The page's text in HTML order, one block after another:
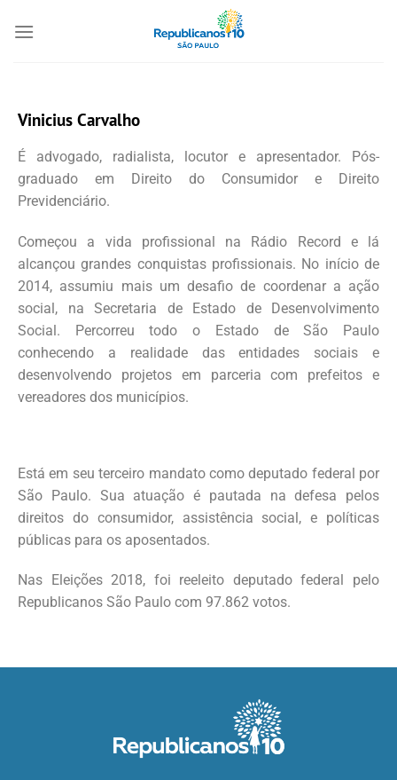
Vinicius Carvalho
É advogado, radialista, locutor e apresentador. Pós-
graduado em Direito do Consumidor e Direito
Previdenciário.
Começou a vida profissional na Rádio Record e lá
alcançou grandes conquistas profissionais. No início de
2014, assumiu mais um desafio de coordenar a ação
social, na Secretaria de Estado de Desenvolvimento
Social. Percorreu todo o Estado de São Paulo
conhecendo a realidade das entidades sociais e
desenvolvendo projetos em parceria com prefeitos e
vereadores dos municípios.
Está em seu terceiro mandato como deputado federal por
São Paulo. Sua atuação é pautada na defesa pelos
direitos do consumidor, assistência social, e políticas
públicas para os aposentados.
Nas Eleições 2018, foi reeleito deputado federal pelo
Republicanos São Paulo com 97.862 votos.